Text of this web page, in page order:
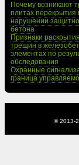
Почему возникают
плитах перекрытия
нарушении
бетона
Признаки
трещин в
элементах по
обследования
Охранные
граница
© 2013-